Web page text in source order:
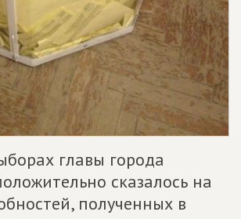
главы города
сказалось на
полученных в